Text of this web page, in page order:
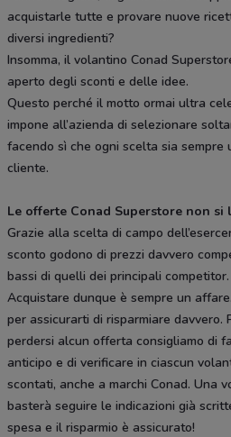
acquistarle tutte e provare nuove
diversi ingredienti?
Insomma, il volantino Conad
aperto degli sconti e delle idee.
Questo perché il motto ormai ultra
impone all’azienda di selezionare
facendo sì che ogni scelta sia
cliente.
Le offerte Conad Superstore non
Grazie alla scelta di campo
sconto godono di prezzi davvero
bassi di quelli dei principali competitor.
Acquistare dunque è sempre un
per assicurarti di risparmiare davvero.
perdersi alcun offerta consigliamo di
anticipo e di verificare in ciascun
scontati, anche a marchi Conad. Una
basterà seguire le indicazioni già
spesa e il risparmio è assicurato!